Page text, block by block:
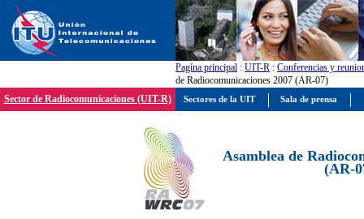
Pagína principal : UIT-R : Conferencias y
de Radiocomunicaciones 2007 (AR-07)
Sector de Radiocomunicaciones (UIT-R)
Asamblea de
(AR-
Sectores de la UIT Sala de prensa